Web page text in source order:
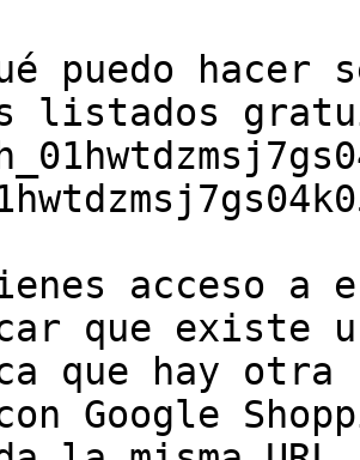
puedo hacer
listados
acceso a
que existe
que hay otra
Google